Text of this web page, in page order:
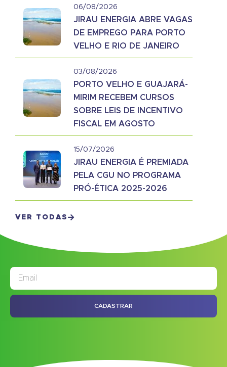
06/08/2026
JIRAU ENERGIA ABRE VAGAS
DE EMPREGO PARA PORTO
VELHO E RIO DE JANEIRO
03/08/2026
PORTO VELHO E GUAJARÁ-
MIRIM RECEBEM CURSOS
SOBRE LEIS DE INCENTIVO
FISCAL EM AGOSTO
15/07/2026
JIRAU ENERGIA É PREMIADA
PELA CGU NO PROGRAMA
PRÓ-ÉTICA 2025-2026
VER TODAS
CADASTRAR